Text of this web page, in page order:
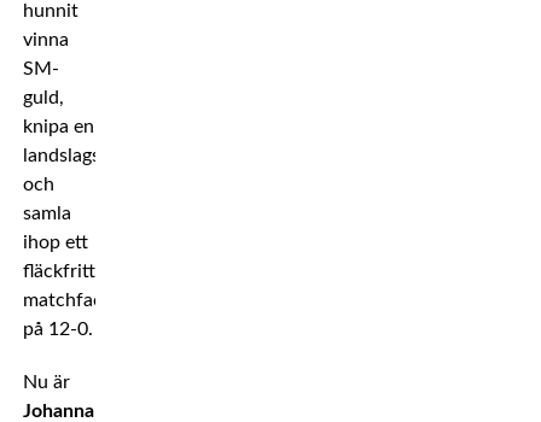
hunnit
vinna
SM-
guld,
knipa en
landslagsplats
och
samla
ihop ett
fläckfritt
matchfacit
på 12-0.
Nu är
Johanna